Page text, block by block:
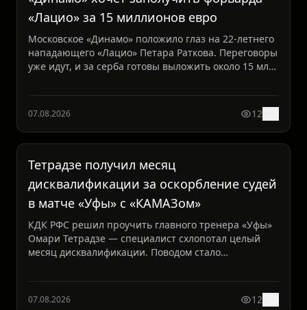
«Лацио» за 15 миллионов евро
Московское «Динамо» положило глаз на 22-летнего
нападающего «Лацио» Петара Раткова. Переговоры
уже идут, и за серба готовы выложить около 15 млн
07.08.2026 12
Тетрадзе получил месяц
дисквалификации за оскорбление судей
в матче «Уфы» с «КАМАЗом»
КДК РФС решил проучить главного тренера «Уфы»
Омари Тетрадзе — специалист схлопотал целый
месяц дисквалификации. Поводом стало
07.08.2026 12